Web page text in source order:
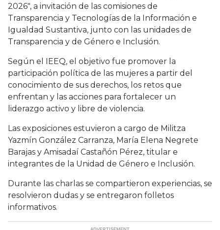
2026", a invitación de las comisiones de
Transparencia y Tecnologías de la Información e
Igualdad Sustantiva, junto con las unidades de
Transparencia y de Género e Inclusión.
Según el IEEQ, el objetivo fue promover la
participación política de las mujeres a partir del
conocimiento de sus derechos, los retos que
enfrentan y las acciones para fortalecer un
liderazgo activo y libre de violencia.
Las exposiciones estuvieron a cargo de Militza
Yazmín González Carranza, María Elena Negrete
Barajas y Amisadaí Castañón Pérez, titular e
integrantes de la Unidad de Género e Inclusión.
Durante las charlas se compartieron experiencias, se
resolvieron dudas y se entregaron folletos
informativos.